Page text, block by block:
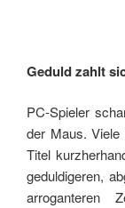
Geduld zahlt
PC-Spieler
der Maus. Viele
Titel
geduldigeren,
arroganteren